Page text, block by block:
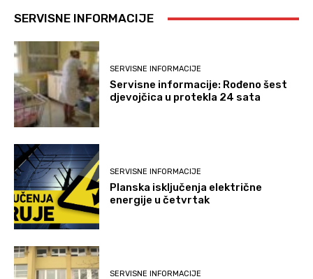
SERVISNE INFORMACIJE
SERVISNE INFORMACIJE
Servisne informacije: Rođeno šest
djevojčica u protekla 24 sata
SERVISNE INFORMACIJE
Planska isključenja električne
energije u četvrtak
SERVISNE INFORMACIJE